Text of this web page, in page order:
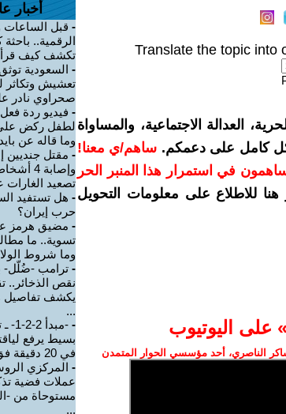
Translate the topic into
العدالة الاجتماعية، والمساواة
كامل على دعمكم. ساهم/ي معنا!
تساهمون في استمرار هذا المنبر الحر
هنا للاطلاع على معلومات التحويل
على اليوتيوب
الناصري، أحد مؤسسي الحوار المتمدن
أخبار
- قبل الساعات
الرقمية.. باحثة
تكشف كيف قرأ
- السعودية
تعشيش وتكاثر
صحراوي نادر
- فيديو ردة
لطفل ركض
وما قاله عن
- مقتل جنديين
وإصابة 4
تصعيد
- هل تستفيد
حرب إيران؟
- مضيق هرمز
تسوية.. ما
وما شروط
- ترامب -ضُلّل-
نقص الذخائر..
يكشف تفاصيل
...
-
-مبدأ
بسيط يرفع
في 20 دقيقة فق ...
- المركزي
عملات فضية
مستوحاة من -
...